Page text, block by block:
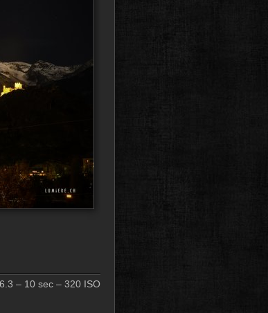
– 10 sec – 320 ISO